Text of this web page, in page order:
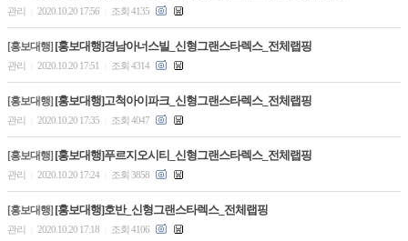
관리 2020.10.20 17:56 조회 4135
[홍보대행] [홍보대행]경남아너스빌_신형그랜스타렉스_전체랩핑
관리 2020.10.20 17:51 조회 4314
[홍보대행] [홍보대행]고척아이파크_신형그랜스타렉스_전체랩핑
관리 2020.10.20 17:35 조회 4047
[홍보대행] [홍보대행]푸르지오시티_신형그랜스타렉스_전체랩핑
관리 2020.10.20 17:24 조회 3858
[홍보대행] [홍보대행]호반_신형그랜스타렉스_전체랩핑
관리 2020.10.20 17:18 조회 4106